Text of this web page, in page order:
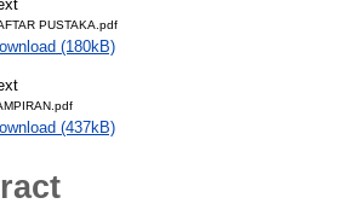
PUSTAKA.pdf
(180kB)
(437kB)